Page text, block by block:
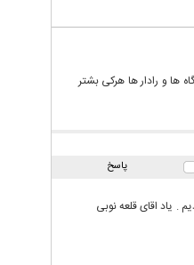
ها و رادار ها هرکی بشتر
پاسخ
. یاد اقای قلعه نوبی